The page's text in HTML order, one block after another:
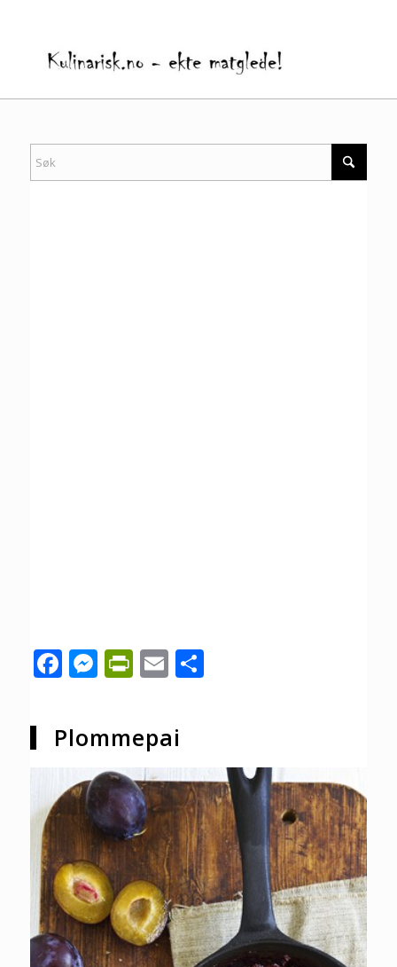
Facebook
Messenger
PrintFriendly
EmailShare
Plommepai